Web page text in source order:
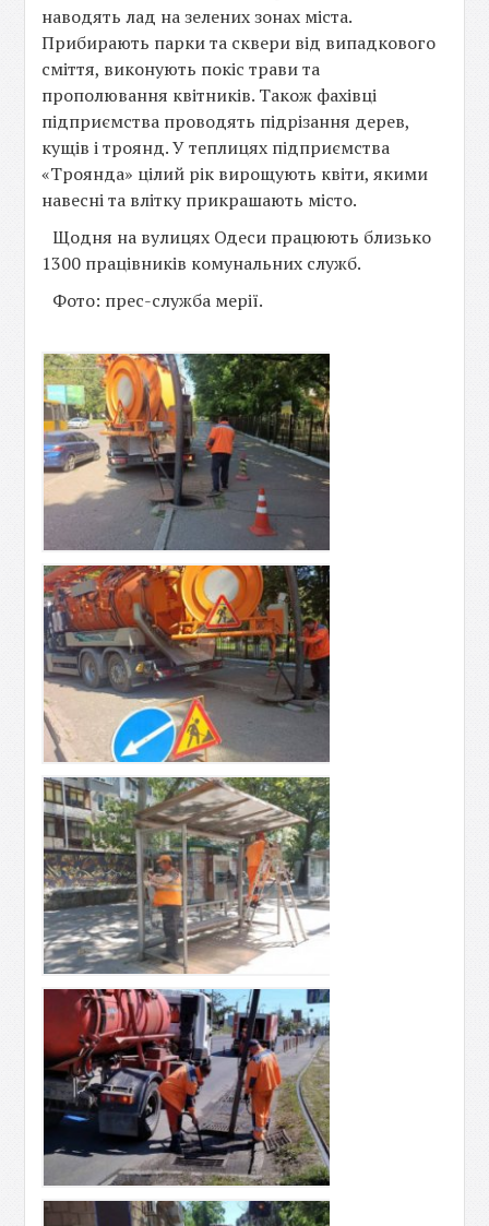
наводять лад на зелених зонах міста.
Прибирають парки та сквери від випадкового
сміття, виконують покіс трави та
прополювання квітників. Також фахівці
підприємства проводять підрізання дерев,
кущів і троянд. У теплицях підприємства
«Троянда» цілий рік вирощують квіти, якими
навесні та влітку прикрашають місто.
Щодня на вулицях Одеси працюють близько
1300 працівників комунальних служб.
Фото: прес-служба мерії.